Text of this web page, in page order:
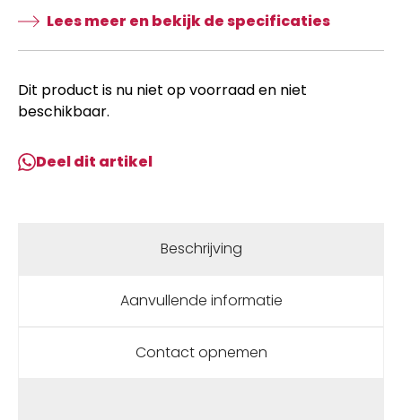
Lees meer en bekijk de specificaties
Dit product is nu niet op voorraad en niet
beschikbaar.
Deel dit artikel
Beschrijving
Aanvullende informatie
Contact opnemen